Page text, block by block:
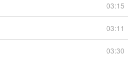
03:15
03:11
03:30